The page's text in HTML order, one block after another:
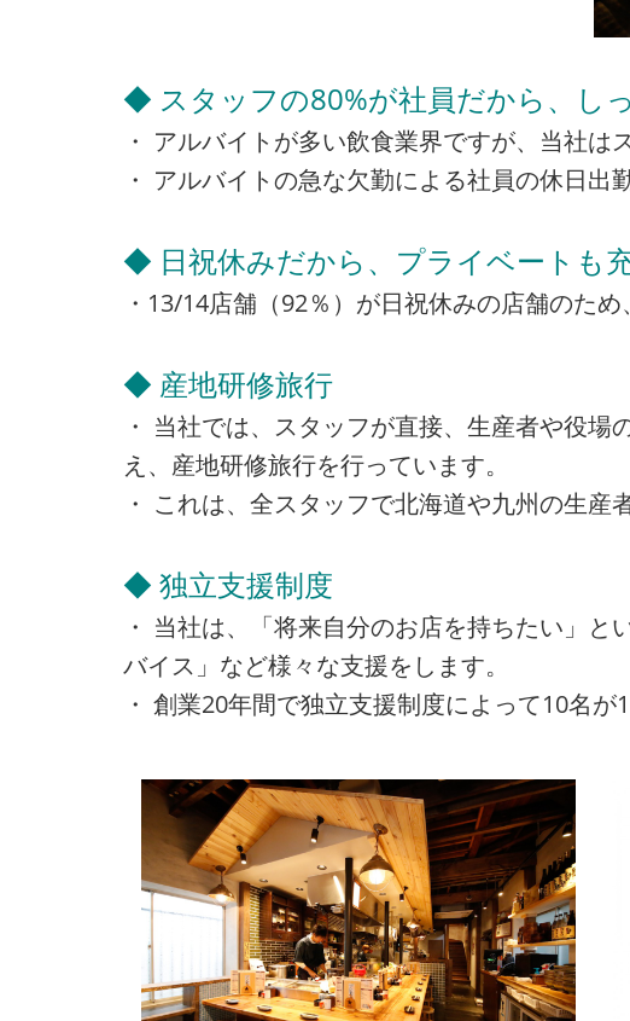
◆ スタッフの80%が社員だから、し
・ アルバイトが多い飲食業界ですが、当社
・ アルバイトの急な欠勤による社員の休日出
◆ 日祝休みだから、プライベートも
・13/14店舗（92％）が日祝休みの店舗のた
◆ 産地研修旅行
・ 当社では、スタッフが直接、生産者や役
え、産地研修旅行を行っています。
・ これは、全スタッフで北海道や九州の生産
◆ 独立支援制度
・ 当社は、「将来自分のお店を持ちたい」
バイス」など様々な支援をします。
・ 創業20年間で独立支援制度によって10名が